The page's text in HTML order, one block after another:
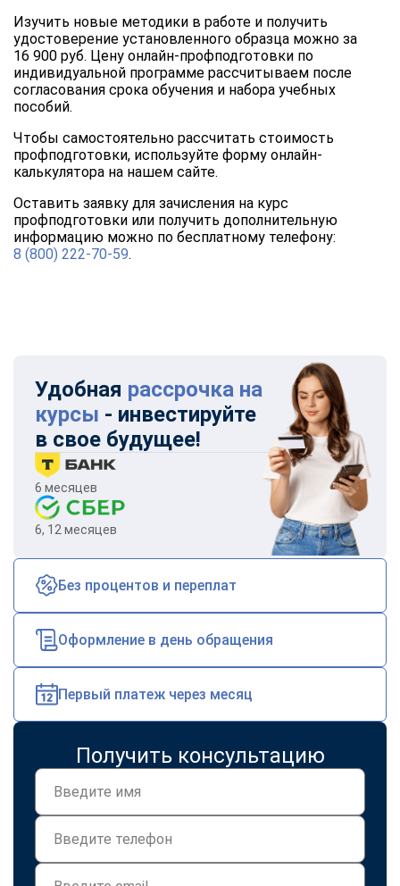
Изучить новые методики в работе и получить
удостоверение установленного образца можно за
16 900 руб. Цену онлайн-профподготовки по
индивидуальной программе рассчитываем после
согласования срока обучения и набора учебных
пособий.
Чтобы самостоятельно рассчитать стоимость
профподготовки, используйте форму онлайн-
калькулятора на нашем сайте.
Оставить заявку для зачисления на курс
профподготовки или получить дополнительную
информацию можно по бесплатному телефону:
8 (800) 222-70-59.
Удобная рассрочка на
курсы - инвестируйте
в свое будущее!
6 месяцев
6, 12 месяцев
Без процентов и переплат
Оформление в день обращения
Первый платеж через месяц
Получить консультацию